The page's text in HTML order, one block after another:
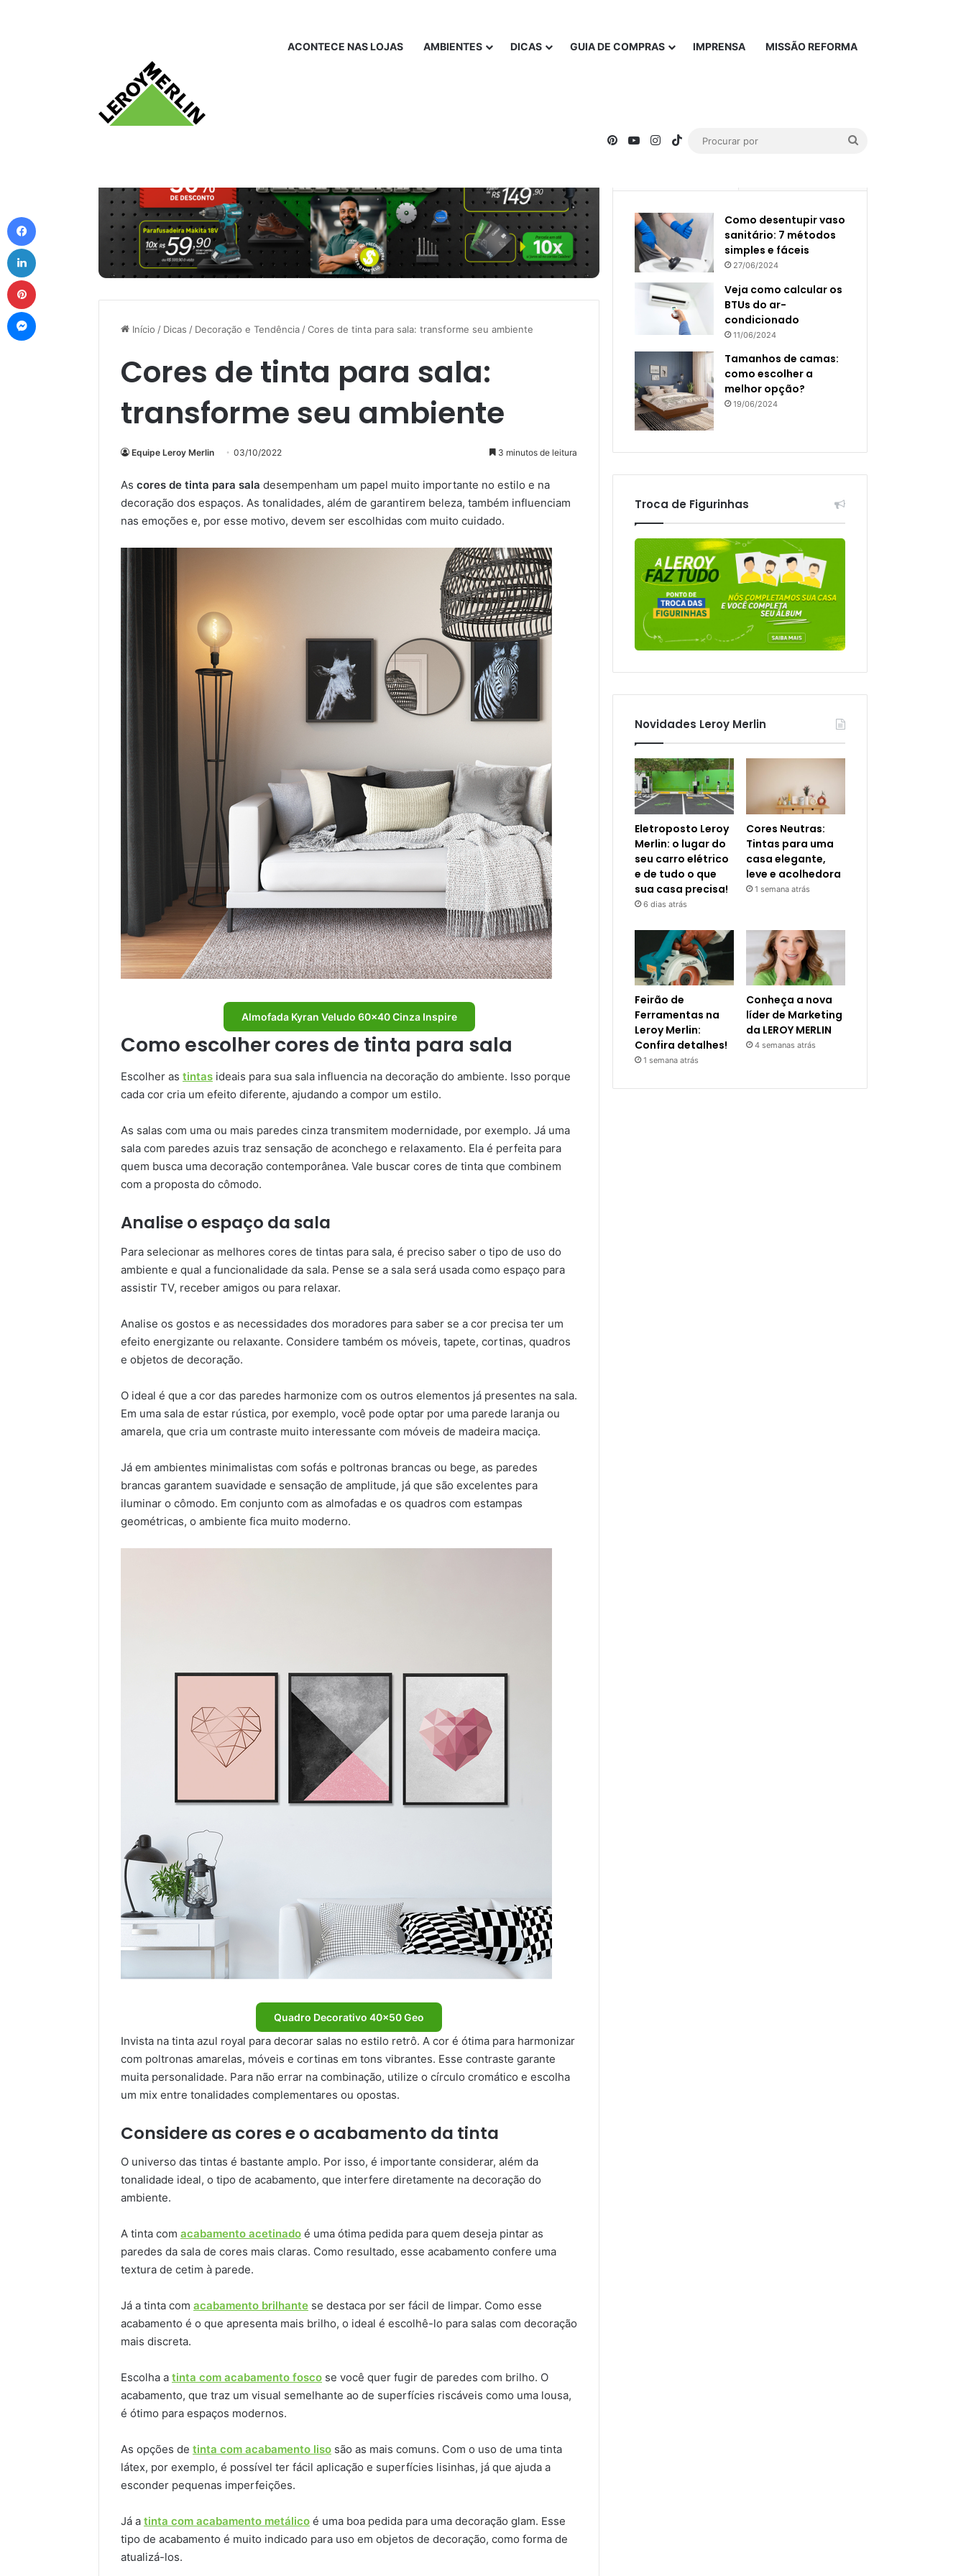
ACONTECE NAS LOJAS AMBIENTES DICAS GUIA DE COMPRAS IMPRENSA MISSÃO REFORMA
PinterestYouTubeInstagram
TikTok
Início / Dicas / Decoração e Tendência /Cores de tinta para sala: transforme seu ambiente
Cores de tinta para sala:
transforme seu ambiente
Equipe Leroy Merlin 03/10/2022 3 minutos de leitura
As cores de tinta para sala desempenham um papel muito importante no estilo e na
decoração dos espaços. As tonalidades, além de garantirem beleza, também influenciam
nas emoções e, por esse motivo, devem ser escolhidas com muito cuidado.
Almofada Kyran Veludo 60×40 Cinza Inspire
Como escolher cores de tinta para sala
Escolher as tintas ideais para sua sala influencia na decoração do ambiente. Isso porque
cada cor cria um efeito diferente, ajudando a compor um estilo.
As salas com uma ou mais paredes cinza transmitem modernidade, por exemplo. Já uma
sala com paredes azuis traz sensação de aconchego e relaxamento. Ela é perfeita para
quem busca uma decoração contemporânea. Vale buscar cores de tinta que combinem
com a proposta do cômodo.
Analise o espaço da sala
Para selecionar as melhores cores de tintas para sala, é preciso saber o tipo de uso do
ambiente e qual a funcionalidade da sala. Pense se a sala será usada como espaço para
assistir TV, receber amigos ou para relaxar.
Analise os gostos e as necessidades dos moradores para saber se a cor precisa ter um
efeito energizante ou relaxante. Considere também os móveis, tapete, cortinas, quadros
e objetos de decoração.
O ideal é que a cor das paredes harmonize com os outros elementos já presentes na sala.
Em uma sala de estar rústica, por exemplo, você pode optar por uma parede laranja ou
amarela, que cria um contraste muito interessante com móveis de madeira maciça.
Já em ambientes minimalistas com sofás e poltronas brancas ou bege, as paredes
brancas garantem suavidade e sensação de amplitude, já que são excelentes para
iluminar o cômodo. Em conjunto com as almofadas e os quadros com estampas
geométricas, o ambiente fica muito moderno.
Quadro Decorativo 40×50 Geo
Invista na tinta azul royal para decorar salas no estilo retrô. A cor é ótima para harmonizar
com poltronas amarelas, móveis e cortinas em tons vibrantes. Esse contraste garante
muita personalidade. Para não errar na combinação, utilize o círculo cromático e escolha
um mix entre tonalidades complementares ou opostas.
Considere as cores e o acabamento da tinta
O universo das tintas é bastante amplo. Por isso, é importante considerar, além da
tonalidade ideal, o tipo de acabamento, que interfere diretamente na decoração do
ambiente.
A tinta com acabamento acetinado é uma ótima pedida para quem deseja pintar as
paredes da sala de cores mais claras. Como resultado, esse acabamento confere uma
textura de cetim à parede.
Já a tinta com acabamento brilhante se destaca por ser fácil de limpar. Como esse
acabamento é o que apresenta mais brilho, o ideal é escolhê-lo para salas com decoração
mais discreta.
Escolha a tinta com acabamento fosco se você quer fugir de paredes com brilho. O
acabamento, que traz um visual semelhante ao de superfícies riscáveis como uma lousa,
é ótimo para espaços modernos.
As opções de tinta com acabamento liso são as mais comuns. Com o uso de uma tinta
látex, por exemplo, é possível ter fácil aplicação e superfícies lisinhas, já que ajuda a
esconder pequenas imperfeições.
Já a tinta com acabamento metálico é uma boa pedida para uma decoração glam. Esse
tipo de acabamento é muito indicado para uso em objetos de decoração, como forma de
atualizá-los.
Como desentupir vaso
sanitário: 7 métodos
simples e fáceis
27/06/2024
Veja como calcular os
BTUs do ar-
condicionado
11/06/2024
Tamanhos de camas:
como escolher a
melhor opção?
19/06/2024
Troca de Figurinhas
Novidades Leroy Merlin
Eletroposto Leroy
Merlin: o lugar do
seu carro elétrico
e de tudo o que
sua casa precisa!
6 dias atrás
Cores Neutras:
Tintas para uma
casa elegante,
leve e acolhedora
1 semana atrás
Feirão de
Ferramentas na
Leroy Merlin:
Confira detalhes!
1 semana atrás
Conheça a nova
líder de Marketing
da LEROY MERLIN
4 semanas atrás